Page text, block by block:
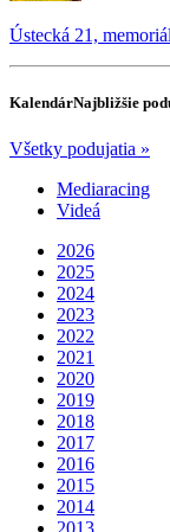
Ústecká 21,
KalendárNajbližšie
Všetky podujatia »
Mediaracing
Videá
2026
2025
2024
2023
2022
2021
2020
2019
2018
2017
2016
2015
2014